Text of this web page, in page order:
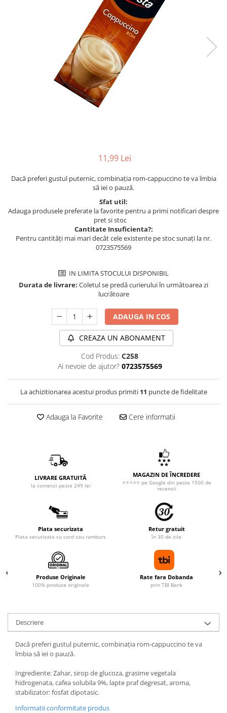
11,99 Lei
Dacă preferi gustul puternic, combinaţia rom-cappuccino te va îmbia
să iei o pauză.
Sfat util:
Adauga produsele preferate la favorite pentru a primi notificari despre
pret si stoc
Cantitate Insuficienta?:
Pentru cantități mai mari decât cele existente pe stoc sunați la nr.
0723575569
IN LIMITA STOCULUI DISPONIBIL
Durata de livrare: Coletul se predă curierului în următoarea zi
lucrătoare
ADAUGA IN COS
CREAZA UN ABONAMENT
Cod Produs: C258
Ai nevoie de ajutor? 0723575569
La achizitionarea acestui produs primiti 11 puncte de fidelitate
Adauga la Favorite Cere informatii
LIVRARE GRATUITĂ
la comenzi peste 249 lei
MAGAZIN DE ÎNCREDERE
⭐⭐⭐⭐⭐ pe Google din peste 1500 de
recenzii
Plata securizata
Plata securizata cu card sau ramburs
Retur gratuit
în 30 de zile
Produse Originale
100% produse originale
Rate fara Dobanda
prin TBI Bank
Descriere
Dacă preferi gustul puternic, combinaţia rom-cappuccino te va
îmbia să iei o pauză.
Ingrediente: Zahar, sirop de glucoza, grasime vegetala
hidrogenata, cafea solubila 9%, lapte praf degresat, aroma,
stabilizator: fosfat dipotasic.
Informatii conformitate produs